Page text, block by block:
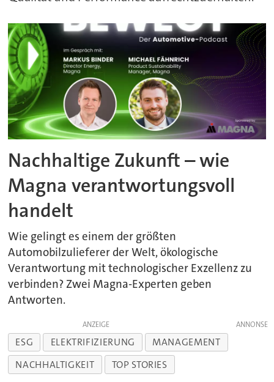
Nachhaltige Zukunft – wie
Magna verantwortungsvoll
handelt
Wie gelingt es einem der größten
Automobilzulieferer der Welt, ökologische
Verantwortung mit technologischer Exzellenz zu
verbinden? Zwei Magna-Experten geben
Antworten.
ANZEIGE
ESG ELEKTRIFIZIERUNG
MANAGEMENT
NACHHALTIGKEIT
TOP STORIES